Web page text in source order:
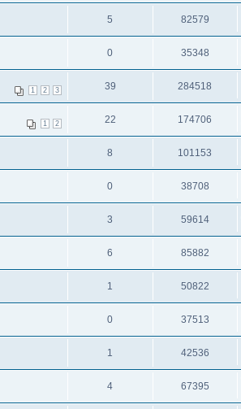
5 82579
0 35348
1 2 3 39 284518
1 2 22 174706
8 101153
0 38708
3 59614
6 85882
1 50822
0 37513
1 42536
4 67395